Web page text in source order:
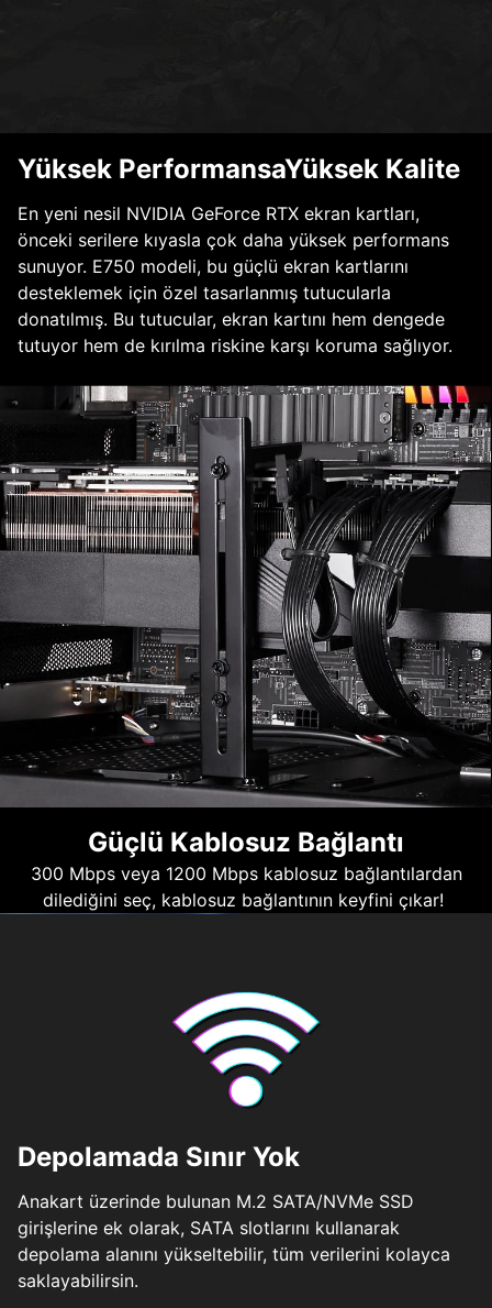
Yüksek PerformansaYüksek Kalite
En yeni nesil NVIDIA GeForce RTX ekran kartları,
önceki serilere kıyasla çok daha yüksek performans
sunuyor. E750 modeli, bu güçlü ekran kartlarını
desteklemek için özel tasarlanmış tutucularla
donatılmış. Bu tutucular, ekran kartını hem dengede
tutuyor hem de kırılma riskine karşı koruma sağlıyor.
Güçlü Kablosuz Bağlantı
300 Mbps veya 1200 Mbps kablosuz bağlantılardan
dilediğini seç, kablosuz bağlantının keyfini çıkar!
Depolamada Sınır Yok
Anakart üzerinde bulunan M.2 SATA/NVMe SSD
girişlerine ek olarak, SATA slotlarını kullanarak
depolama alanını yükseltebilir, tüm verilerini kolayca
saklayabilirsin.